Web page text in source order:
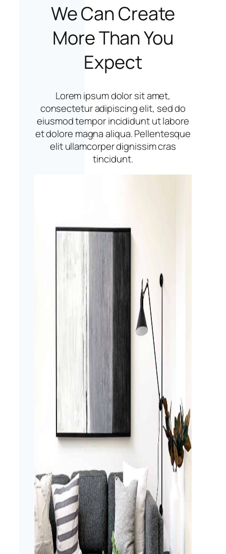
We Can Create
More Than You
Expect
Lorem ipsum dolor sit amet,
consectetur adipiscing elit, sed do
eiusmod tempor incididunt ut labore
et dolore magna aliqua. Pellentesque
elit ullamcorper dignissim cras
tincidunt.